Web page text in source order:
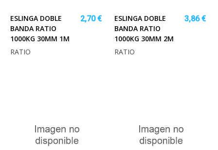
ESLINGA DOBLE
BANDA RATIO
1000KG 30MM 1M
2,70 €
RATIO
ESLINGA DOBLE
BANDA RATIO
1000KG 30MM 2M
3,86 €
RATIO